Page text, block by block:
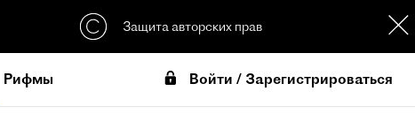
Защита авторских прав
Рифмы Войти / Зарегистрироваться